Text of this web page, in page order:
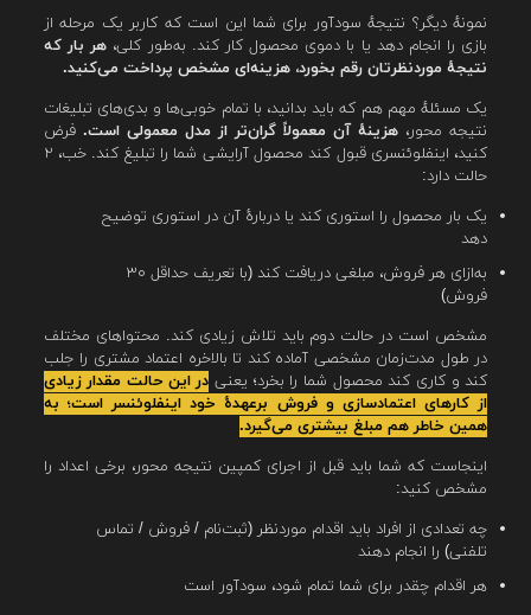
نمونهٔ دیگر؟ نتیجهٔ سودآور برای شما این است که کاربر یک مرحله از
بازی را انجام دهد یا با دموی محصول کار کند. به‌طور کلی، هر بار که
نتیجهٔ موردنظرتان رقم بخورد، هزینه‌ای مشخص پرداخت می‌کنید.
یک مسئلهٔ مهم هم که باید بدانید، با تمام خوبی‌ها و بدی‌های تبلیغات
نتیجه محور، هزینهٔ آن معمولاً گران‌تر از مدل معمولی است.فرض
کنید، اینفلوئنسری قبول کند محصول آرایشی شما را تبلیغ کند. خب، ۲
حالت دارد:
یک بار محصول را استوری کند یا دربارهٔ آن در استوری توضیح
دهد
به‌ازای هر فروش، مبلغی دریافت کند (با تعریف حداقل ۳۰
فروش)
مشخص است در حالت دوم باید تلاش زیادی کند. محتواهای مختلف
در طول مدت‌زمان مشخصی آماده کند تا بالاخره اعتماد مشتری را جلب
کند و کاری کند محصول شما را بخرد؛ یعنی در این حالت مقدار زیادی
از کارهای اعتمادسازی و فروش برعهدهٔ خود اینفلوئنسر است؛ به
همین خاطر هم مبلغ بیشتری می‌گیرد.
اینجاست که شما باید قبل از اجرای کمپین نتیجه محور، برخی اعداد را
مشخص کنید:
چه تعدادی از افراد باید اقدام موردنظر (ثبت‌نام / فروش / تماس
تلفنی) را انجام دهند
هر اقدام چقدر برای شما تمام شود، سودآور است